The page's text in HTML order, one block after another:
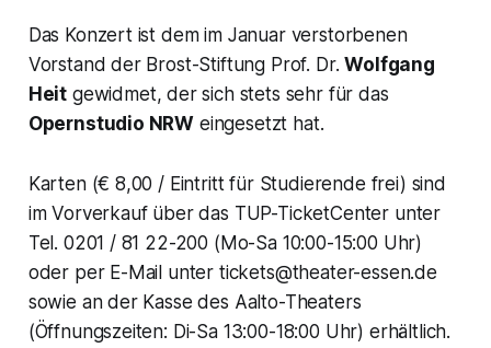
Das Konzert ist dem im Januar verstorbenen
Vorstand der Brost-Stiftung Prof. Dr.Wolfgang
Heit gewidmet, der sich stets sehr für das
Opernstudio NRW eingesetzt hat.
Karten (€ 8,00 / Eintritt für Studierende frei) sind
im Vorverkauf über das TUP-TicketCenter unter
Tel. 0201 / 81 22-200 (Mo-Sa 10:00-15:00 Uhr)
oder per E-Mail unter tickets@theater-essen.de
sowie an der Kasse des Aalto-Theaters
(Öffnungszeiten: Di-Sa 13:00-18:00 Uhr) erhältlich.